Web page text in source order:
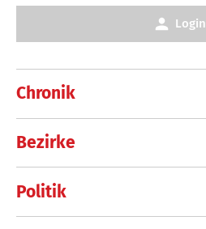
Chronik
Bezirke
Politik
Login